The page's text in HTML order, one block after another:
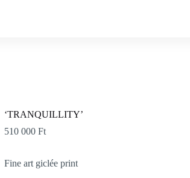
‘TRANQUILLITY’
510 000 Ft
Fine art giclée print